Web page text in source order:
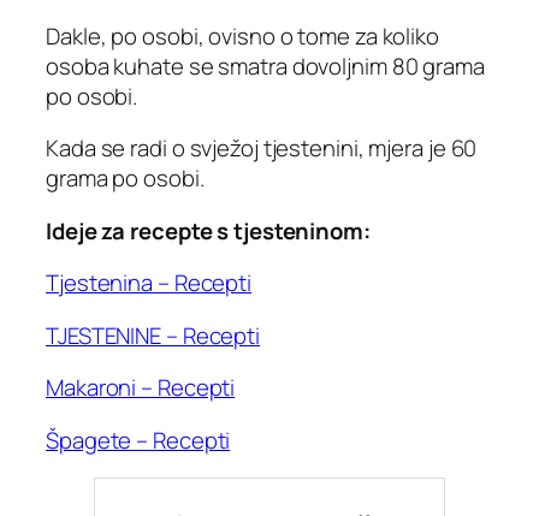
Dakle, po osobi, ovisno o tome za koliko
osoba kuhate se smatra dovoljnim 80 grama
po osobi.
Kada se radi o svježoj tjestenini, mjera je 60
grama po osobi.
Ideje za recepte s tjesteninom:
Tjestenina – Recepti
TJESTENINE – Recepti
Makaroni – Recepti
Špagete – Recepti